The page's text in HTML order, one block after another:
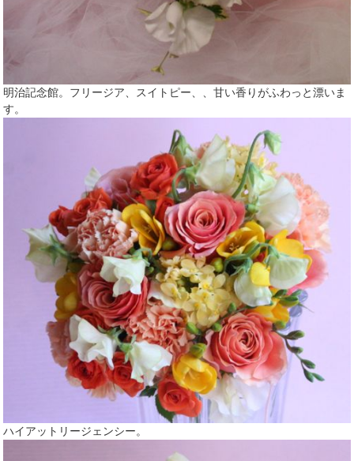
明治記念館。フリージア、スイトピー、、甘い香りがふわっと漂いま
す。
ハイアットリージェンシー。